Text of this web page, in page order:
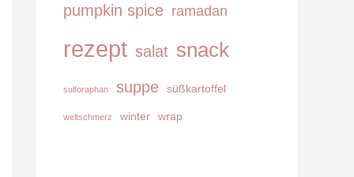
pumpkin spice ramadan
rezept salat snack
sulforaphan suppe süßkartoffel
weltschmerz winter wrap